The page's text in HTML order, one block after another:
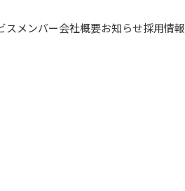
スメンバー会社概要お知らせ採用情報